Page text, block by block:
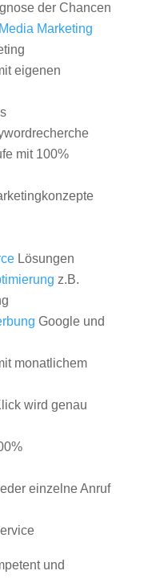
der Chancen
Marketing
eigenen
mit 100%
Lösungen
z.B.
Google und
monatlichem
wird genau
einzelne Anruf
und